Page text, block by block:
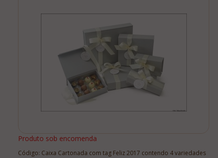
Minha Conta
Lista De Comparação
Produto sob encomenda
Código: Caixa Cartonada com tag Feliz 2017 contendo 4 variedades